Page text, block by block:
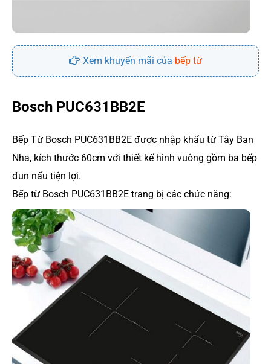
Xem khuyến mãi của bếp từ
Bosch PUC631BB2E
Bếp Từ Bosch PUC631BB2E được nhập khẩu từ Tây Ban
Nha, kích thước 60cm với thiết kế hình vuông gồm ba bếp
đun nấu tiện lợi.
Bếp từ Bosch PUC631BB2E trang bị các chức năng: